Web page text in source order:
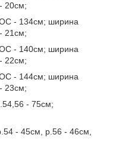
20см;
- 134см; ширина
21см;
- 140см; ширина
22см;
- 144см; ширина
23см;
- 75см;
- 45см, р.56 - 46см,